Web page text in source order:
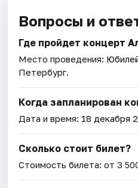
Вопросы и
Где пройдет концерт
Место проведения:
Петербург.
Когда запланирован
Дата и время: 18 декабря
Сколько стоит билет?
Стоимость билета: от 3